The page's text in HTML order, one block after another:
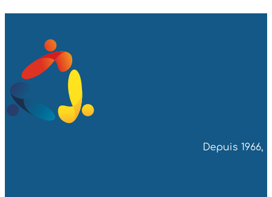
Depuis